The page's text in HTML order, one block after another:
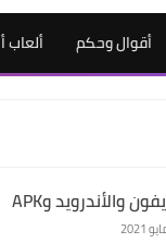
أقوال وحكم ألعاب